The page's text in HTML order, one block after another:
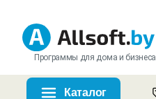
Программы для дома и бизнеса
Каталог